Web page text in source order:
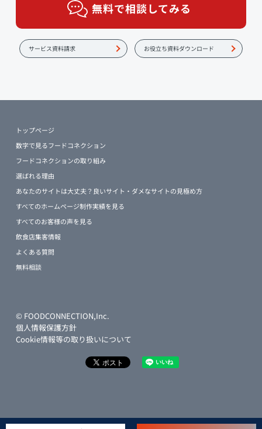
無料で相談してみる
サービス資料請求 お役立ち資料ダウンロード
トップページ
数字で見るフードコネクション
フードコネクションの取り組み
選ばれる理由
あなたのサイトは大丈夫？良いサイト・ダメなサイトの見極め方
すべてのホームページ制作実績を見る
すべてのお客様の声を見る
飲食店集客情報
よくある質問
無料相談
© FOODCONNECTION,Inc.
個人情報保護方針
Cookie情報等の取り扱いについて